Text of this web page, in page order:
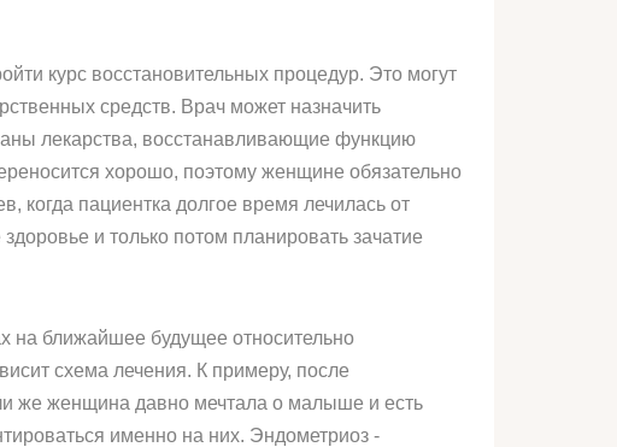
курс восстановительных процедур. Это могут
средств. Врач может назначить
лекарства, восстанавливающие функцию
хорошо, поэтому женщине обязательно
когда пациентка долгое время лечилась от
и только потом планировать зачатие
на ближайшее будущее относительно
схема лечения. К примеру, после
же женщина давно мечтала о малыше и есть
именно на них. Эндометриоз -